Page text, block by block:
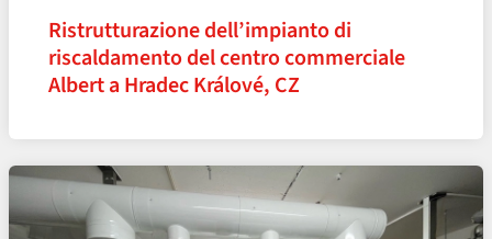
Ristrutturazione dell’impianto di
riscaldamento del centro commerciale
Albert a Hradec Králové, CZ